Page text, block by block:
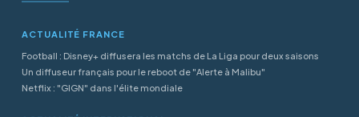
ACTUALITÉ FRANCE
Football : Disney+ diffusera les matchs de La Liga pour deux saisons
Un diffuseur français pour le reboot de "Alerte à Malibu"
Netflix : "GIGN" dans l'élite mondiale